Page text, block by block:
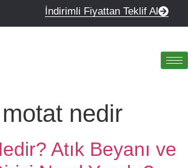
İndirimli Fiyattan Teklif Al
motat nedir
Atık Beyanı ve